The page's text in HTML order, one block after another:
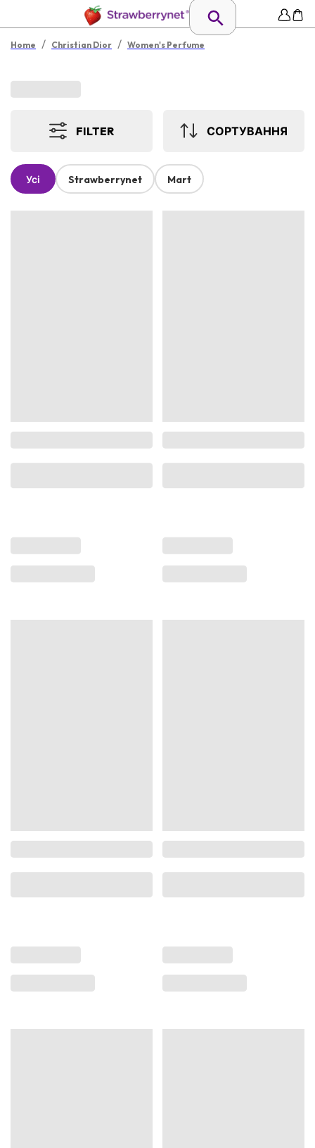
Home / Christian Dior / Women's Perfume
FILTER СОРТУВАННЯ
Усі Strawberrynet Mart